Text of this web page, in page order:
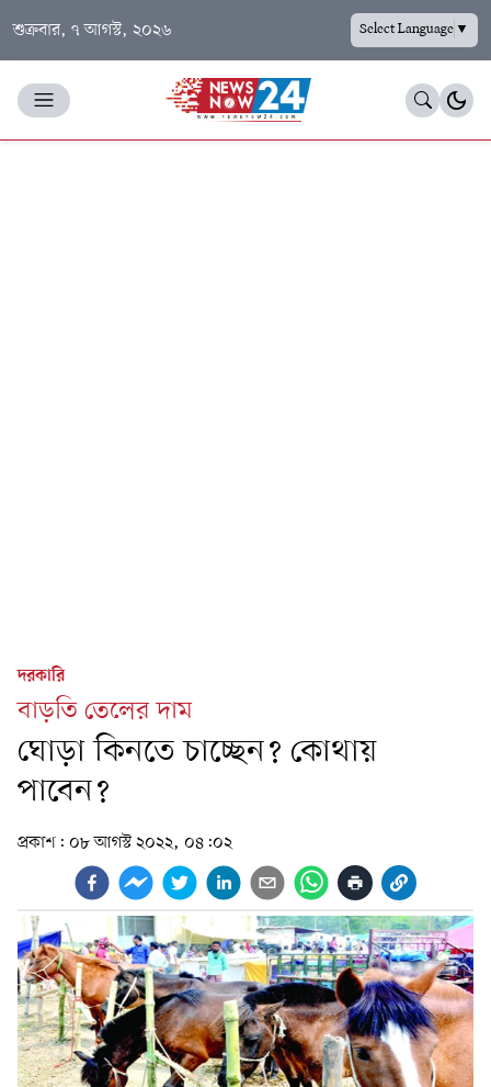
শুক্রবার, ৭ আগস্ট, ২০২৬ Select Language▼
দরকারি
বাড়তি তেলের দাম
ঘোড়া কিনতে চাচ্ছেন? কোথায়
পাবেন?
প্রকাশ: ০৮ আগস্ট ২০২২, ০৪:০২